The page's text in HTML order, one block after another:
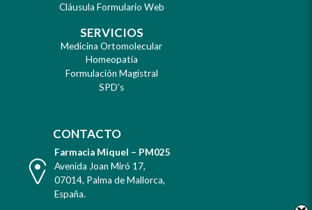
Cláusula Formulario Web
SERVICIOS
Medicina Ortomolecular
Homeopatía
Formulación Magistral
SPD’s
CONTACTO
Farmacia Miquel – PM025
Dirección
Avenida Joan Miró 17,
07014, Palma de Mallorca,
España.